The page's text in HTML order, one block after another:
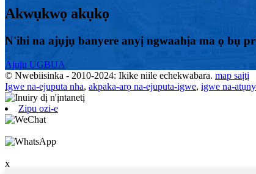
Akwụkwọ akụkọ
N'ihi na ajụjụ banyere anyị ngwaahịa ma ọ bụ
Ajuju UGBUA
© Nwebiisinka - 2010-2024: Ikike niile echekwabara. map saịtị
Igwe na-ejuputa nha, akpaka-arọ na-ejuputa-igwe, igwe na-
Zipu ozi-e
x